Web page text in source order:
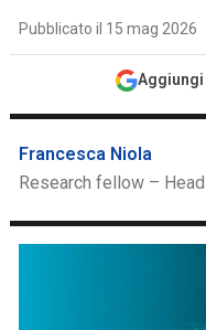
Pubblicato il 15 mag 2026
Francesca Niola
Research fellow –